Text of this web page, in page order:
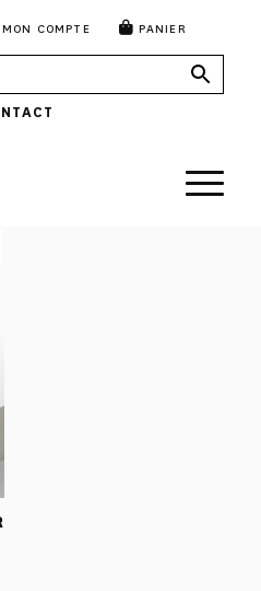
MON COMPTE PANIER